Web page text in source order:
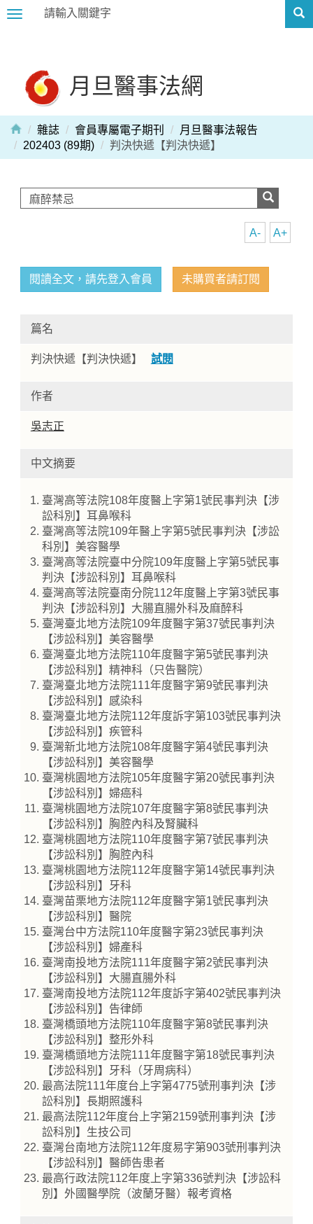
Toggle
月旦醫事法網
Home
雜誌 會員專屬電子期刊
月旦醫事法報告
202403 (89期)
判決快遞【判決快遞】
A+
A-
閱讀全文，請先登入會員 未購買者請訂閱
篇名
判決快遞【判決快遞】 試閱
作者
吳志正
中文摘要
臺灣高等法院108年度醫上字第1號民事判決【涉
訟科別】耳鼻喉科
臺灣高等法院109年醫上字第5號民事判決【涉訟
科別】美容醫學
臺灣高等法院臺中分院109年度醫上字第5號民事
判決【涉訟科別】耳鼻喉科
臺灣高等法院臺南分院112年度醫上字第3號民事
判決【涉訟科別】大腸直腸外科及麻醉科
臺灣臺北地方法院109年度醫字第37號民事判決
【涉訟科別】美容醫學
臺灣臺北地方法院110年度醫字第5號民事判決
【涉訟科別】精神科（只告醫院）
臺灣臺北地方法院111年度醫字第9號民事判決
【涉訟科別】感染科
臺灣臺北地方法院112年度訴字第103號民事判決
【涉訟科別】疾管科
臺灣新北地方法院108年度醫字第4號民事判決
【涉訟科別】美容醫學
臺灣桃園地方法院105年度醫字第20號民事判決
【涉訟科別】婦癌科
臺灣桃園地方法院107年度醫字第8號民事判決
【涉訟科別】胸腔內科及腎臟科
臺灣桃園地方法院110年度醫字第7號民事判決
【涉訟科別】胸腔內科
臺灣桃園地方法院112年度醫字第14號民事判決
【涉訟科別】牙科
臺灣苗栗地方法院112年度醫字第1號民事判決
【涉訟科別】醫院
臺灣台中方法院110年度醫字第23號民事判決
【涉訟科別】婦產科
臺灣南投地方法院111年度醫字第2號民事判決
【涉訟科別】大腸直腸外科
臺灣南投地方法院112年度訴字第402號民事判決
【涉訟科別】告律師
臺灣橋頭地方法院110年度醫字第8號民事判決
【涉訟科別】整形外科
臺灣橋頭地方法院111年度醫字第18號民事判決
【涉訟科別】牙科（牙周病科）
最高法院111年度台上字第4775號刑事判決【涉
訟科別】長期照護科
最高法院112年度台上字第2159號刑事判決【涉
訟科別】生技公司
臺灣台南地方法院112年度易字第903號刑事判決
【涉訟科別】醫師告患者
最高行政法院112年度上字第336號判決【涉訟科
別】外國醫學院（波蘭牙醫）報考資格